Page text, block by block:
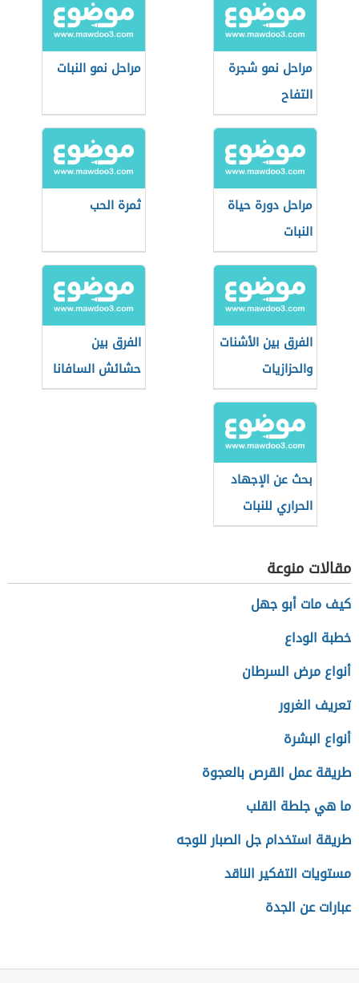
مراحل نمو شجرة
التفاح
مراحل نمو النبات
مراحل دورة حياة
النبات
ثمرة الحب
الفرق بين الأشنات
والحزازيات
الفرق بين
حشائش السافانا
والاستبس
بحث عن الإجهاد
الحراري للنبات
مقالات منوعة
كيف مات أبو جهل
خطبة الوداع
أنواع مرض السرطان
تعريف الغرور
أنواع البشرة
طريقة عمل القرص بالعجوة
ما هي جلطة القلب
طريقة استخدام جل الصبار للوجه
مستويات التفكير الناقد
عبارات عن الجدة